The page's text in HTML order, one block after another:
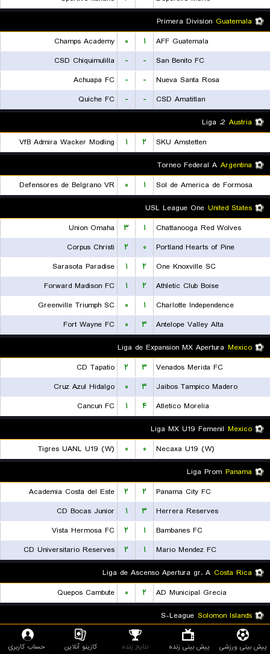
Guatemala
Primera Division
AFF Guatemala
۱ ۰
Champs Academy
San Benito FC
-
-
CSD Chiquimulilla
Nueva Santa Rosa
-
-
Achuapa FC
CSD Amatitlan
-
-
Quiche FC
Austria
2. Liga
SKU Amstetten
۲ ۱
VfB Admira Wacker Modling
Argentina
Torneo Federal A
Sol de America de Formosa
۱ ۰
Defensores de Belgrano VR
United States
USL League One
Chattanooga Red Wolves
۱ ۳
Union Omaha
Portland Hearts of Pine
۰ ۲
Corpus Christi
One Knoxville SC
۲ ۱
Sarasota Paradise
Athletic Club Boise
۲ ۱
Forward Madison FC
Charlotte Independence
۱ ۰
Greenville Triumph SC
Antelope Valley Alta
۳ ۰
Fort Wayne FC
Mexico
Liga de Expansion MX Apertura
Venados Merida FC
۳ ۲
CD Tapatio
Jaibos Tampico Madero
۳ ۰
Cruz Azul Hidalgo
Atletico Morelia
۴ ۱
Cancun FC
Mexico
Liga MX U19 Femenil
Necaxa U19 (W)
۰ ۰
Tigres UANL U19 (W)
Panama
Liga Prom
Panama City FC
۲ ۲
Academia Costa del Este
Herrera Reserves
۳ ۱
CD Bocas Junior
Bambanes FC
۱ ۲
Vista Hermosa FC
Mario Mendez FC
۱ ۲
CD Universitario Reserves
Costa Rica
Liga de Ascenso Apertura gr. A
AD Municipal Grecia
۲ ۰
Quepos Cambute
Solomon Islands
S-League
Southern United Honiara
Marist FC
پیش بینی ورزشی پیش بینی زنده نتایج زنده کازینو آنلاین حساب کاربری